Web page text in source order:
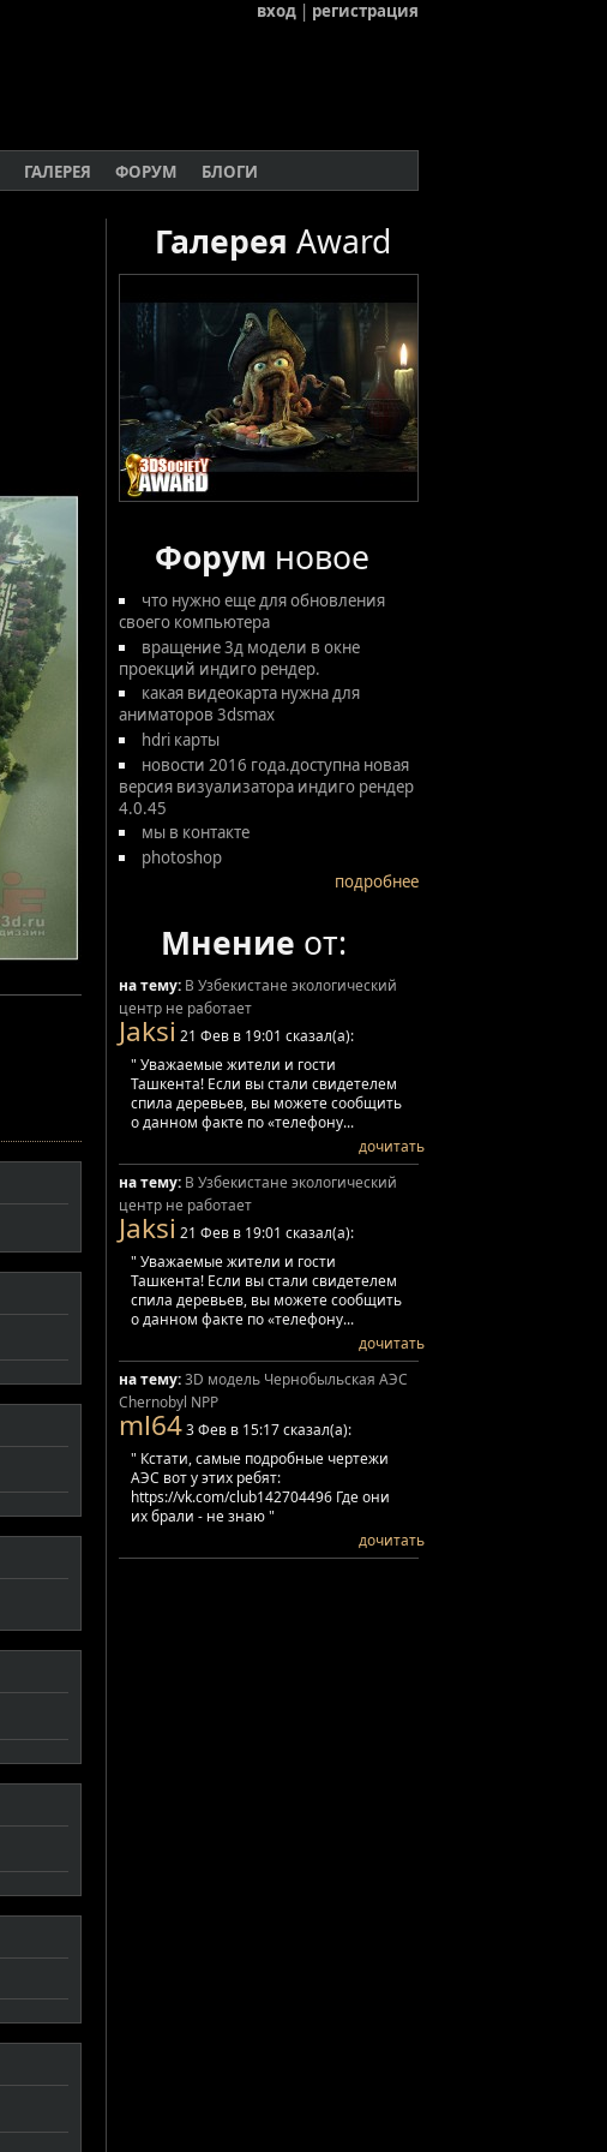
вход | регистрация
ГАЛЕРЕЯ ФОРУМ БЛОГИ
Галерея Award
Форум новое
что нужно еще для обновления
своего компьютера
вращение 3д модели в окне
проекций индиго рендер.
какая видеокарта нужна для
аниматоров 3dsmax
hdri карты
новости 2016 года.доступна новая
версия визуализатора индиго рендер
4.0.45
мы в контакте
photoshop
подробнее
Мнение от:
на тему: В Узбекистане экологический
центр не работает
Jaksi 21 Фев в 19:01 сказал(а):
" Уважаемые жители и гости
Ташкента! Если вы стали свидетелем
спила деревьев, вы можете сообщить
о данном факте по «телефону...
дочитать
на тему: В Узбекистане экологический
центр не работает
Jaksi 21 Фев в 19:01 сказал(а):
" Уважаемые жители и гости
Ташкента! Если вы стали свидетелем
спила деревьев, вы можете сообщить
о данном факте по «телефону...
дочитать
на тему:3D модель Чернобыльская АЭС
Chernobyl NPP
ml643 Фев в 15:17 сказал(а):
" Кстати, самые подробные чертежи
АЭС вот у этих ребят:
https://vk.com/club142704496 Где они
их брали - не знаю "
дочитать